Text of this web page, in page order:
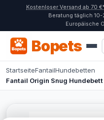
Kostenloser Versand ab 70
Beratung täglich
Europäische
Bopets
StartseiteFantailHundebetten
Fantail Origin Snug